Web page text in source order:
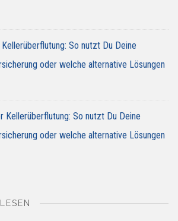
So nutzt Du Deine
oder welche alternative Lösungen
Kellerüberflutung: So nutzt Du Deine
oder welche alternative Lösungen